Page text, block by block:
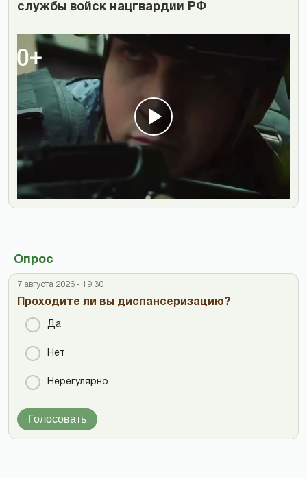
службы войск нацгвардии РФ
Опрос
7 августа 2026 - 19:30
Проходите ли вы диспансеризацию?
Да
Нет
Нерегулярно
Голосовать